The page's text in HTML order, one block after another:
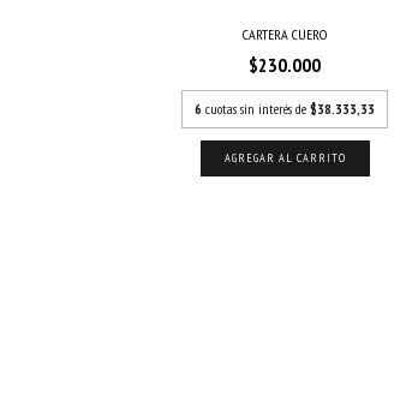
CARTERA CUERO
$230.000
6 cuotas sin interés de $38.333,33